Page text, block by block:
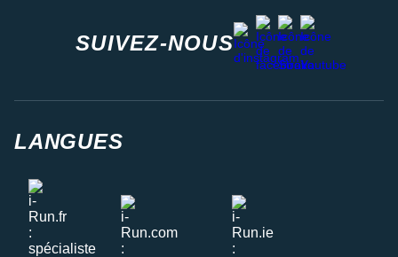
SUIVEZ-NOUS
instagram
facebook
stravayoutube
LANGUES